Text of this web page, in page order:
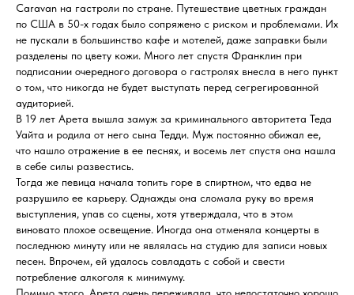
Caravan на гастроли по стране. Путешествие цветных граждан
по США в 50-х годах было сопряжено с риском и проблемами. Их
не пускали в большинство кафе и мотелей, даже заправки были
разделены по цвету кожи. Много лет спустя Франклин при
подписании очередного договора о гастролях внесла в него пункт
о том, что никогда не будет выступать перед сегрегированной
аудиторией.
В 19 лет Арета вышла замуж за криминального авторитета Теда
Уайта и родила от него сына Тедди. Муж постоянно обижал ее,
что нашло отражение в ее песнях, и восемь лет спустя она нашла
в себе силы развестись.
Тогда же певица начала топить горе в спиртном, что едва не
разрушило ее карьеру. Однажды она сломала руку во время
выступления, упав со сцены, хотя утверждала, что в этом
виновато плохое освещение. Иногда она отменяла концерты в
последнюю минуту или не являлась на студию для записи новых
песен. Впрочем, ей удалось совладать с собой и свести
потребление алкоголя к минимуму.